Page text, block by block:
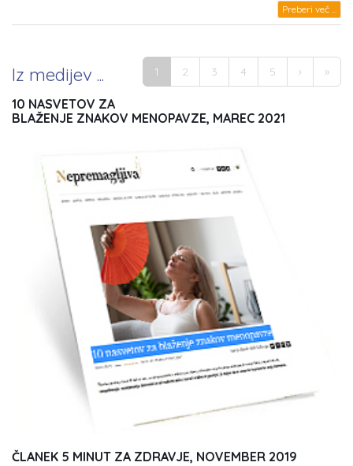
Preberi več ...
Pages 1 2 3 4 5 › »
Iz medijev ...
10 NASVETOV ZA
BLAŽENJE ZNAKOV MENOPAVZE, MAREC 2021
ČLANEK 5 MINUT ZA ZDRAVJE, NOVEMBER 2019